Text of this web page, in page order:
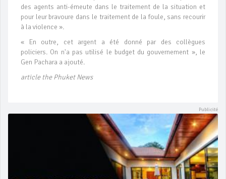
des agents anti-émeute dans le traitement de la situation et
pour leur bravoure dans le traitement de la foule, sans recourir
à la violence ».
« En outre, cet argent a été donné par des collègues
policiers. On n'a pas utilisé le budget du gouvernement », le
Gen Pachara a ajouté.
article the Phuket News